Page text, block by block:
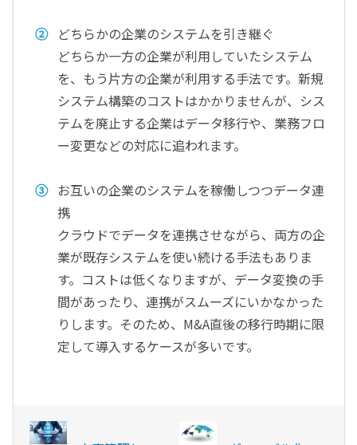
どちらかの企業のシステムを引き継ぐ
どちらか一方の企業が利用していたシステム
を、もう片方の企業が利用する手法です。新規
システム構築のコストはかかりませんが、シス
テムを廃止する企業はデータ移行や、業務フロ
ー変更などの対応に追われます。
お互いの企業のシステムを稼働しつつデータ連
携
クラウドでデータを連携させながら、両方の企
業が既存システムを使い続ける手法もありま
す。コストは低くなりますが、データ変換の手
間があったり、連携がスムーズにいかなかった
りします。そのため、M&A直後の移行時期に限
定して導入するケースが多いです。